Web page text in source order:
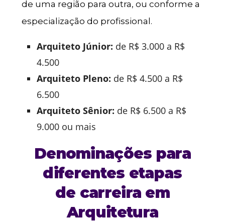
de uma região para outra, ou conforme a
especialização do profissional.
Arquiteto Júnior: de R$ 3.000 a R$
4.500
Arquiteto Pleno: de R$ 4.500 a R$
6.500
Arquiteto Sênior: de R$ 6.500 a R$
9.000 ou mais
Denominações para
diferentes etapas
de carreira em
Arquitetura